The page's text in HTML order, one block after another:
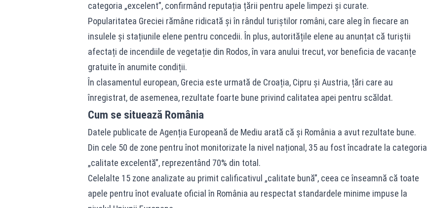
categoria „excelent”, confirmând reputația țării pentru apele limpezi și curate.
Popularitatea Greciei rămâne ridicată și în rândul turiștilor români, care aleg în fiecare an
insulele și stațiunile elene pentru concedii. În plus, autoritățile elene au anunțat că turiștii
afectați de incendiile de vegetație din Rodos, în vara anului trecut, vor beneficia de vacanțe
gratuite în anumite condiții.
În clasamentul european, Grecia este urmată de Croația, Cipru și Austria, țări care au
înregistrat, de asemenea, rezultate foarte bune privind calitatea apei pentru scăldat.
Cum se situează România
Datele publicate de Agenția Europeană de Mediu arată că și România a avut rezultate bune.
Din cele 50 de zone pentru înot monitorizate la nivel național, 35 au fost încadrate la categoria
„calitate excelentă”, reprezentând 70% din total.
Celelalte 15 zone analizate au primit calificativul „calitate bună”, ceea ce înseamnă că toate
apele pentru înot evaluate oficial în România au respectat standardele minime impuse la